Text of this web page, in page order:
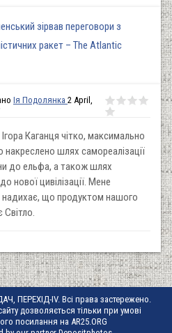
зірвав переговори з
ракет – The Atlantic
Ія Подолянка 2 April,
Каганця чітко, максимально
накреслено шлях самореалізації
до ельфа, а також шлях
нової цивілізації. Мене
що продуктом нашого
Світло.
ПЕРЕХІД-IV. Всі права застережено.
дозволяється тільки при умові
посилання на AR25.ORG